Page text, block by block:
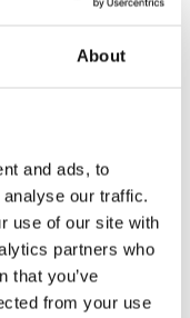
About
and ads, to
our traffic.
use of our site with
partners who
that you’ve
from your use